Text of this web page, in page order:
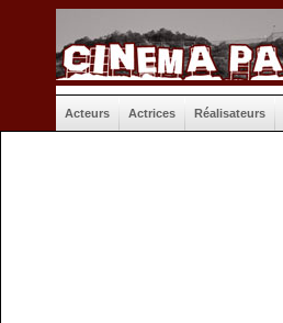
Acteurs Actrices Réalisateurs